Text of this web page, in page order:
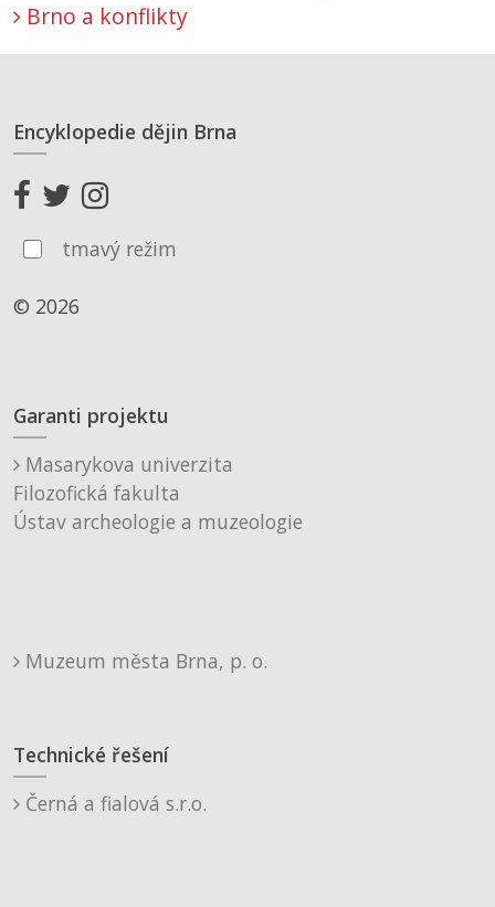
Brno a konflikty
Encyklopedie dějin Brna
tmavý režim
© 2026
Garanti projektu
Masarykova univerzita
Filozofická fakulta
Ústav archeologie a muzeologie
Muzeum města Brna, p. o.
Technické řešení
Černá a fialová s.r.o.